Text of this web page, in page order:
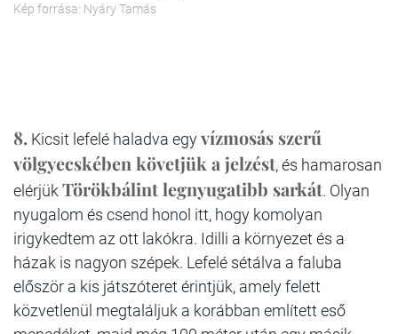
Kép forrása: Nyáry Tamás
8. Kicsit lefelé haladva egyvízmosás szerű
völgyecskében követjük a jelzést, és hamarosan
elérjük Törökbálint legnyugatibb sarkát. Olyan
nyugalom és csend honol itt, hogy komolyan
irigykedtem az ott lakókra. Idilli a környezet és a
házak is nagyon szépek. Lefelé sétálva a faluba
először a kis játszóteret érintjük, amely felett
közvetlenül megtaláljuk a korábban említett eső